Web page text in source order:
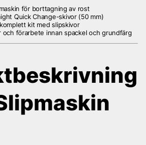
för borttagning av rost
Quick Change-skivor (50 mm)
kit med slipskivor
och förarbete innan spackel och grundfärg